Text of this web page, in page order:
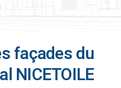
façades du
NICETOILE